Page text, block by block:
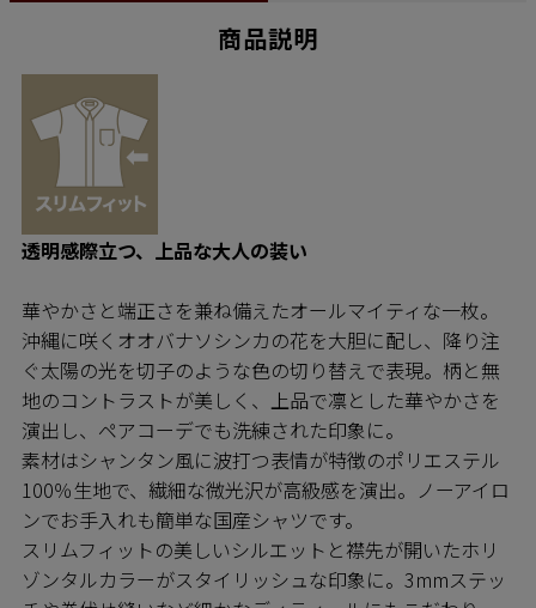
商品説明
透明感際立つ、上品な大人の装い
華やかさと端正さを兼ね備えたオールマイティな一枚。
沖縄に咲くオオバナソシンカの花を大胆に配し、降り注
ぐ太陽の光を切子のような色の切り替えで表現。柄と無
地のコントラストが美しく、上品で凛とした華やかさを
演出し、ペアコーデでも洗練された印象に。
素材はシャンタン風に波打つ表情が特徴のポリエステル
100％生地で、繊細な微光沢が高級感を演出。ノーアイロ
ンでお手入れも簡単な国産シャツです。
スリムフィットの美しいシルエットと襟先が開いたホリ
ゾンタルカラーがスタイリッシュな印象に。3mmステッ